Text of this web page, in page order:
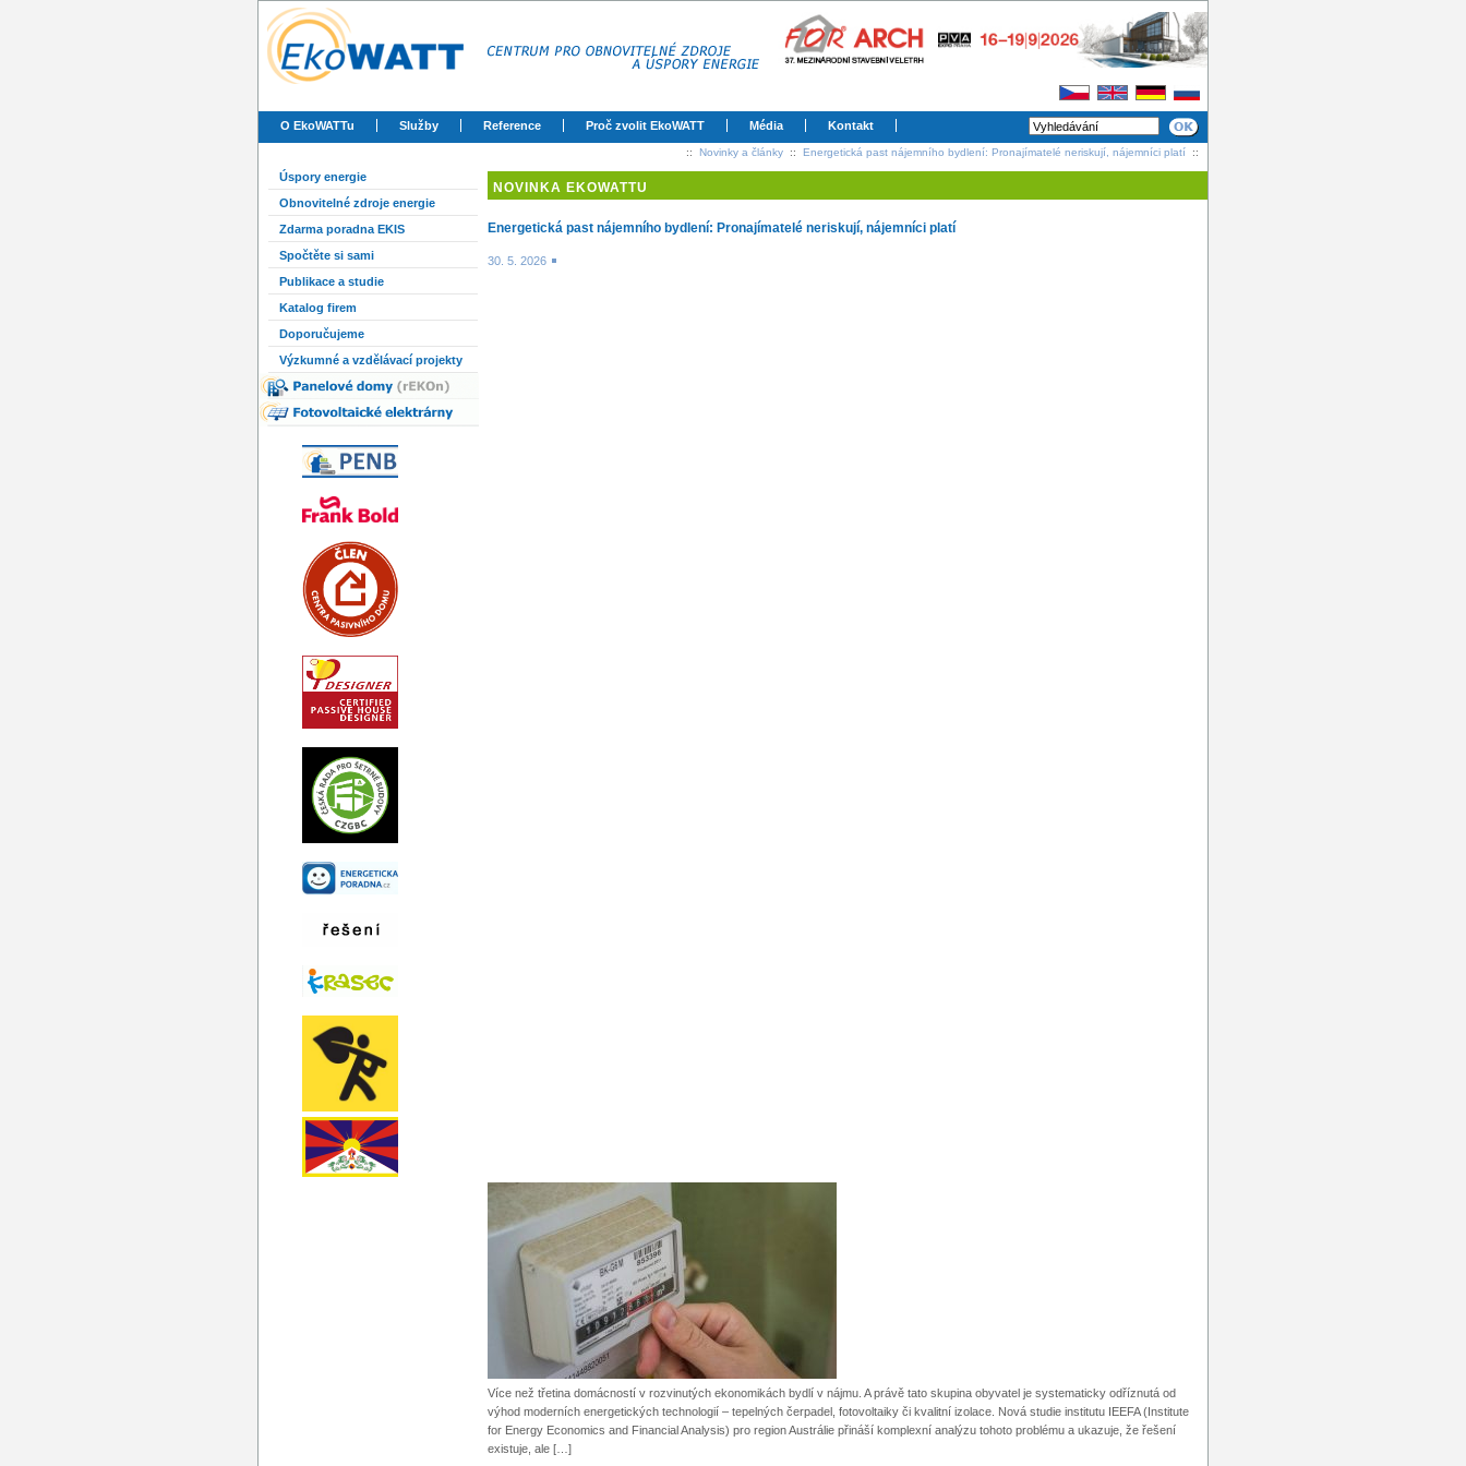
O EkoWATTu Služby Reference Proč zvolit EkoWATT Média Kontakt
:: Novinky a články :: Energetická past nájemního bydlení: Pronajímatelé neriskují, nájemníci platí ::
Úspory energie
Obnovitelné zdroje energie
Zdarma poradna EKIS
Spočtěte si sami
Publikace a studie
Katalog firem
Doporučujeme
Výzkumné a vzdělávací projekty
NOVINKA EKOWATTU
Energetická past nájemního bydlení: Pronajímatelé neriskují, nájemníci platí
30. 5. 2026
Více než třetina domácností v rozvinutých ekonomikách bydlí v nájmu. A právě tato skupina obyvatel je systematicky odříznutá od
výhod moderních energetických technologií – tepelných čerpadel, fotovoltaiky či kvalitní izolace. Nová studie institutu IEEFA (Institute
for Energy Economics and Financial Analysis) pro region Austrálie přináší komplexní analýzu tohoto problému a ukazuje, že řešení
existuje, ale […]